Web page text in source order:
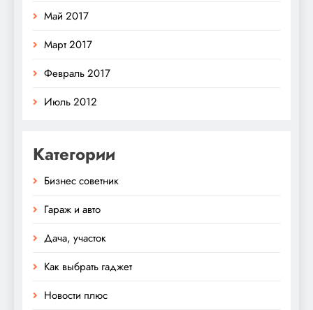
Май 2017
Март 2017
Февраль 2017
Июль 2012
Категории
Бизнес советник
Гараж и авто
Дача, участок
Как выбрать гаджет
Новости плюс